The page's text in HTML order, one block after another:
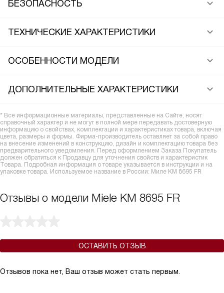
БЕЗОПАСНОСТЬ
ТЕХНИЧЕСКИЕ ХАРАКТЕРИСТИКИ
ОСОБЕННОСТИ МОДЕЛИ
ДОПОЛНИТЕЛЬНЫЕ ХАРАКТЕРИСТИКИ
* Все информационные материалы, представленные на Сайте, носят
справочный характер и не могут в полной мере передавать достоверную
информацию о свойствах, комплектации и характеристиках товара, включая
цвета, размеры и формы. Фирма-производитель оставляет за собой право
на внесение изменений в конструкцию, дизайн и комплектацию товара без
предварительного уведомления. Перед оформлением Заказа Покупатель
должен обратиться к Продавцу для уточнения свойств и характеристик
Товара. Подробная информация о товаре указывается в инструкции и на
упаковке товара. Используемое название в России: Миле KM 8695 FR
Отзывы о модели Miele KM 8695 FR
ОСТАВИТЬ ОТЗЫВ
Отзывов пока нет, Ваш отзыв может стать первым.